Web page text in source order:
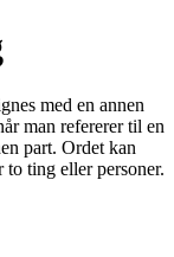
med en annen
man refererer til en
part. Ordet kan
to ting eller personer.